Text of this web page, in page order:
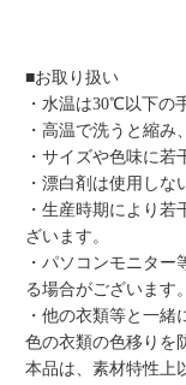
■お取り扱い
・水温は30℃以下の
・高温で洗うと縮み
・サイズや色味に若
・漂白剤は使用しな
・生産時期により
ざいます。
・パソコンモニタ
る場合がございます。
・他の衣類等と一
色の衣類の色移りを
本品は、素材特性上